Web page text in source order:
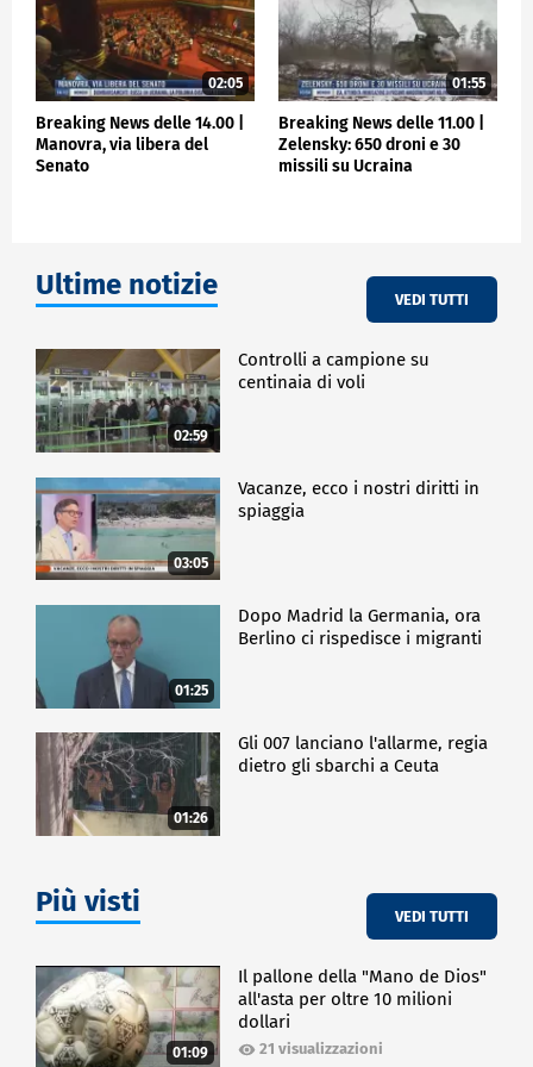
chiedo con forza di prestare attenzione agli allarmi
aerei".
ESTERI
02:05
Breaking News delle 14.00 |
Manovra, via libera del
Senato
01:55
Breaking News delle 11.00 |
Zelensky: 650 droni e 30
missili su Ucraina
Ultime notizie VEDI TUTTI
02:59
Controlli a campione su
centinaia di voli
03:05
Vacanze, ecco i nostri diritti in
spiaggia
01:25
Dopo Madrid la Germania, ora
Berlino ci rispedisce i migranti
01:26
Gli 007 lanciano l'allarme, regia
dietro gli sbarchi a Ceuta
Più visti VEDI TUTTI
01:09
Il pallone della "Mano de Dios"
all'asta per oltre 10 milioni
dollari
21 visualizzazioni